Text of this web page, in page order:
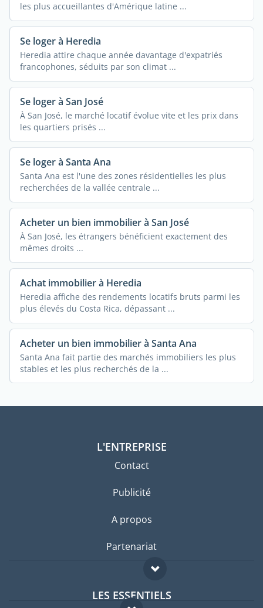
les plus accueillantes d'Amérique latine ...
Se loger à Heredia
Heredia attire chaque année davantage d'expatriés
francophones, séduits par son climat ...
Se loger à San José
À San José, le marché locatif évolue vite et les prix dans
les quartiers prisés ...
Se loger à Santa Ana
Santa Ana est l'une des zones résidentielles les plus
recherchées de la vallée centrale ...
Acheter un bien immobilier à San José
À San José, les étrangers bénéficient exactement des
mêmes droits ...
Achat immobilier à Heredia
Heredia affiche des rendements locatifs bruts parmi les
plus élevés du Costa Rica, dépassant ...
Acheter un bien immobilier à Santa Ana
Santa Ana fait partie des marchés immobiliers les plus
stables et les plus recherchés de la ...
L'ENTREPRISE
Contact
Publicité
A propos
Partenariat
LES ESSENTIELS